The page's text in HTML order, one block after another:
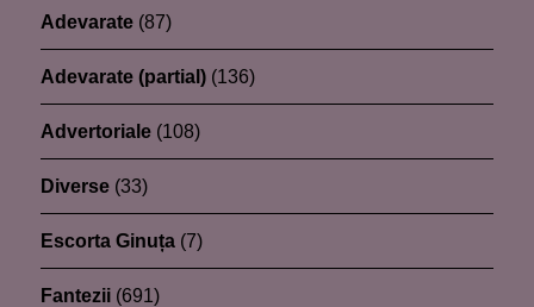
Adevarate (87)
Adevarate (partial) (136)
Advertoriale (108)
Diverse (33)
Escorta Ginuța (7)
Fantezii (691)